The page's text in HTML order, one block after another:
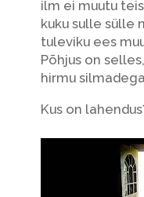
ilm ei muutu
kuku sulle sülle
tuleviku ees
Põhjus on
hirmu
Kus on